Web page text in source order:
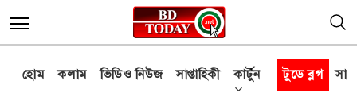
হোম কলাম ভিডিও নিউজ সাপ্তাহিকী কার্টুন টুডে ব্লগ